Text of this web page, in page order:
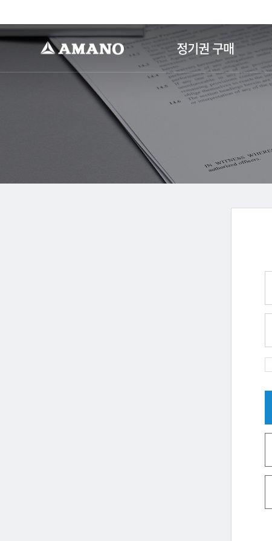
정기권 구매